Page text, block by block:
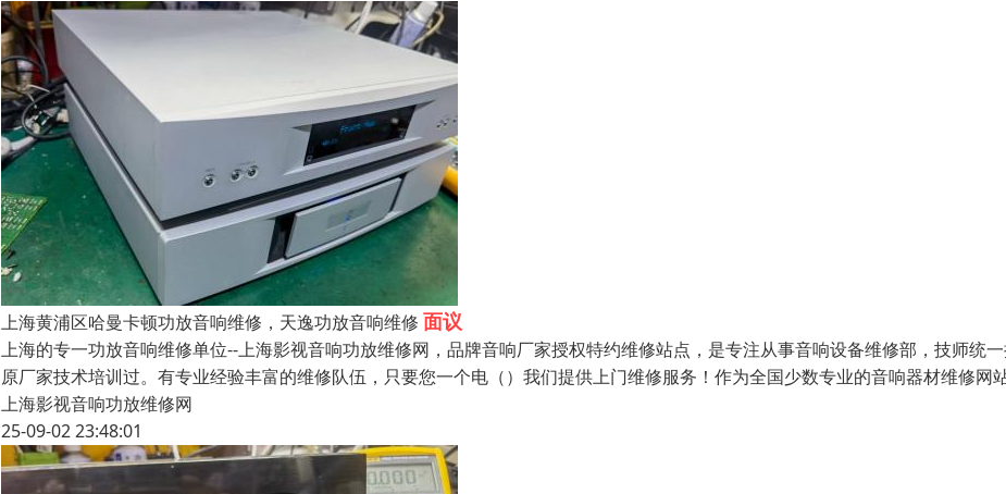
上海黄浦区哈曼卡顿功放音响维修，天逸功放音响维修 面议
上海的专一功放音响维修单位--上海影视音响功放维修网，品牌音响厂家授权特约维修站点，是专注从事音响设备维修部，技师统
原厂家技术培训过。有专业经验丰富的维修队伍，只要您一个电（）我们提供上门维修服务！作为全国少数专业的音响器材维修网
上海影视音响功放维修网
25-09-02 23:48:01